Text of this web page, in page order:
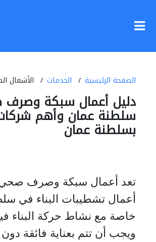
الصفحة الرئيسية الخدمات الأشغال
دليل أعمال سبكة
سلطنة عمان وأهم
بسلطنة عمان
تعد أعمال سبكة وصرف
أعمال تشطيبات البناء في
خاصة مع نشاط حركة البناء
ويجب أن تتم بعناية فائقة